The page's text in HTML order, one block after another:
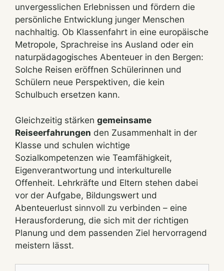
unvergesslichen Erlebnissen und fördern die
persönliche Entwicklung junger Menschen
nachhaltig. Ob Klassenfahrt in eine europäische
Metropole, Sprachreise ins Ausland oder ein
naturpädagogisches Abenteuer in den Bergen:
Solche Reisen eröffnen Schülerinnen und
Schülern neue Perspektiven, die kein
Schulbuch ersetzen kann.
Gleichzeitig stärken gemeinsame
Reiseerfahrungen den Zusammenhalt in der
Klasse und schulen wichtige
Sozialkompetenzen wie Teamfähigkeit,
Eigenverantwortung und interkulturelle
Offenheit. Lehrkräfte und Eltern stehen dabei
vor der Aufgabe, Bildungswert und
Abenteuerlust sinnvoll zu verbinden – eine
Herausforderung, die sich mit der richtigen
Planung und dem passenden Ziel hervorragend
meistern lässt.